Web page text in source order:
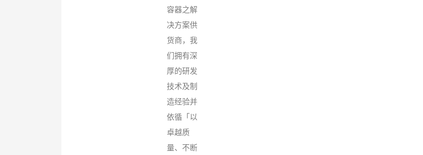
容器之解
决方案供
货商，我
们拥有深
厚的研发
技术及制
造经验并
依循「以
卓越质
量、不断